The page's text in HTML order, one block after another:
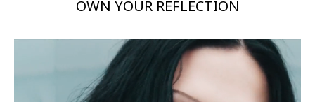
OWN YOUR REFLECTION